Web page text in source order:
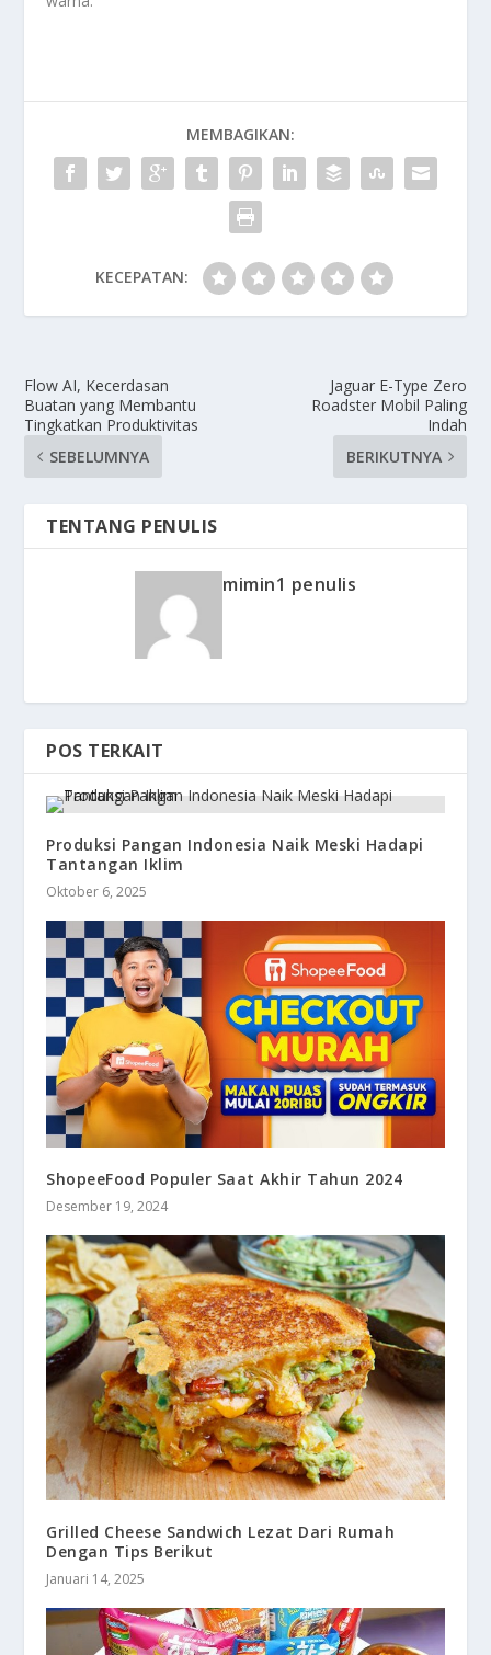
MEMBAGIKAN:
KECEPATAN:
Flow AI, Kecerdasan
Buatan yang Membantu
Tingkatkan Produktivitas
SEBELUMNYA
Jaguar E-Type Zero
Roadster Mobil Paling
Indah
BERIKUTNYA
TENTANG PENULIS
mimin1 penulis
POS TERKAIT
Produksi Pangan Indonesia Naik Meski Hadapi
Tantangan Iklim
Oktober 6, 2025
ShopeeFood Populer Saat Akhir Tahun 2024
Desember 19, 2024
Grilled Cheese Sandwich Lezat Dari Rumah
Dengan Tips Berikut
Januari 14, 2025